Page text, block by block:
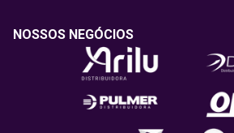
NOSSOS NEGÓCIOS